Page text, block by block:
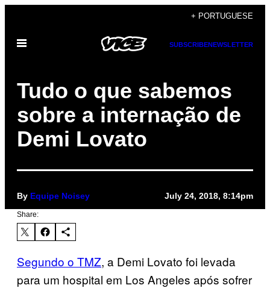
content
+ PORTUGUESE
Open
SUBSCRIBENEWSLETTER
Tudo o que sabemos
sobre a internação de
Demi Lovato
By Equipe Noisey July 24, 2018, 8:14pm
Share:
Segundo o TMZ, a Demi Lovato foi levada
para um hospital em Los Angeles após sofrer